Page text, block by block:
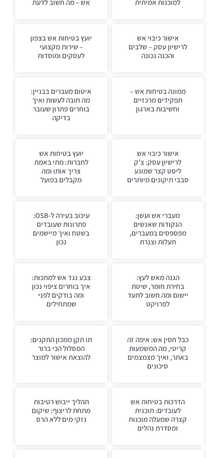
למוכנות אמיתית אש – מה חשוב לדעת
אישור כיבוי אש
לרישיון עסק – שלבים
והכנה נכונה
יועץ בטיחות אש בצפון
– שירות מקצועי
לעסקים ומוסדות
ממונה בטיחות אש –
תפקידים מרכזיים
וחשיבות בארגון
איטום מעברים בבניין:
מה חובה לעשות ואיך
בוחרים פתרון שעובר
בדיקה
אישור כיבוי אש
לרישיון עסק: צ’ק
ליסט קצר שמונע
סבבי תיקונים מיותרים
יועץ בטיחות אש
לחברות: מתי באמת
צריך אותו ומה
מקבלים בפועל
מעברי אש ועשן:
הנקודות שאנשים
מפספסים במעברים,
תעלות וצנרת
עיכוב בעירה ל-OSB:
פתרונות שעובדים
בשטח ואיך מיישמים
נכון
הגנה מאש לעץ:
בחירת חומר, שיטת
יישום ומה חשוב לתעד
לפרויקט
צבע נגד אש למתכות:
איך בוחרים ציפוי נכון
ומה בודקים לפני
שמתחילים
כבל חסין אש: איפה זה
קריטי, מה המשמעות
באתר, ואיך מצמצמים
סיכונים
תו תקן ממכון התקנים:
המסלול הכי ברור
להוצאת אישור למוצר
הדרכות בטיחות אש
לעובדים: תוכנית
קצרה שמעלה מוכנות
ומסדרת נהלים
תהליך ייבוש רטיבות
מתחת לריצוף: שיקום
נזקי מים ללא הרס